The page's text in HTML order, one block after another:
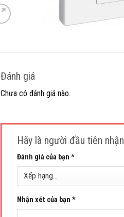
Đánh giá
Chưa có đánh giá nào.
Hãy là người đầu tiên
Đánh giá của bạn *
Nhận xét của bạn *